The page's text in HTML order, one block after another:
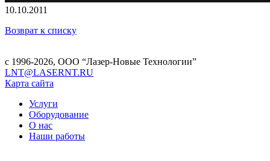
10.10.2011
Возврат к списку
с 1996-2026, ООО “Лазер-Новые Технологии”
LNT@LASERNT.RU
Карта сайта
Услуги
Оборудование
О нас
Наши работы